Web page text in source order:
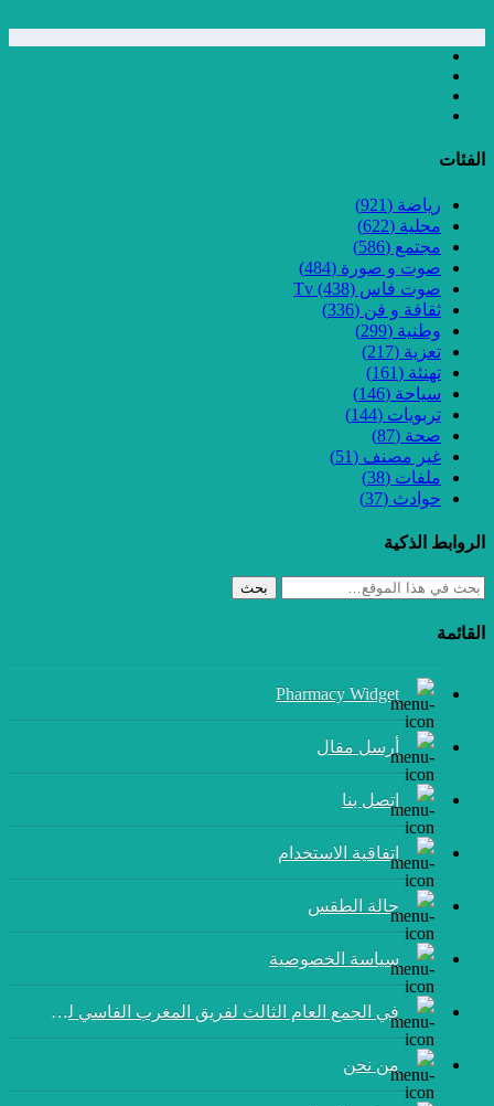
الفئات
رياضة (921)
محلية (622)
مجتمع (586)
صوت و صورة (484)
صوت فاس Tv (438)
ثقافة و فن (336)
وطنية (299)
تعزية (217)
تهنئة (161)
سياحة (146)
تربويات (144)
صحة (87)
غير مصنف (51)
ملفات (38)
حوادث (37)
الروابط الذكية
بحث
القائمة
Pharmacy Widget
أرسل مقال
إتصل بنا
اتفاقية الاستخدام
حالة الطقس
سياسة الخصوصية
في الجمع العام الثالث لفريق المغرب الفاسي لكرة القدم:
من نحن